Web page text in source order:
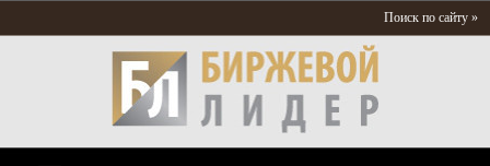
Поиск по сайту »